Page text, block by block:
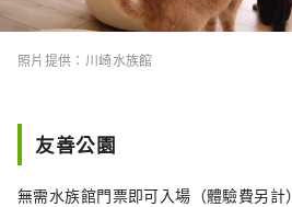
照片提供：川崎水族館
友善公園
無需水族館門票即可入場（體驗費另計）